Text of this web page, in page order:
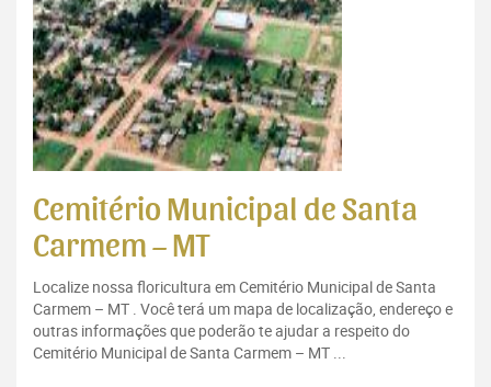
Cemitério Municipal de Santa
Carmem – MT
Localize nossa floricultura em Cemitério Municipal de Santa
Carmem – MT . Você terá um mapa de localização, endereço e
outras informações que poderão te ajudar a respeito do
Cemitério Municipal de Santa Carmem – MT ...